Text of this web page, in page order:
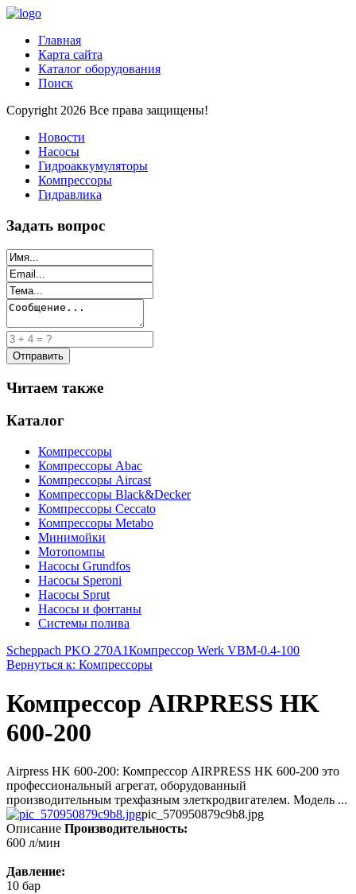
Главная
Карта сайта
Каталог оборудования
Поиск
Copyright 2026 Все права защищены!
Новости
Насосы
Гидроаккумуляторы
Компрессоры
Гидравлика
Задать вопрос
Читаем также
Каталог
Компрессоры
Компрессоры Abac
Компрессоры Aircast
Компрессоры Black&Decker
Компрессоры Ceccato
Компрессоры Metabo
Минимойки
Мотопомпы
Насосы Grundfos
Насосы Speroni
Насосы Sprut
Насосы и фонтаны
Системы полива
Scheppach PKO 270A1Компрессор Werk VBM-0.4-100
Вернуться к: Компрессоры
Компрессор AIRPRESS HK
600-200
Airpress HK 600-200: Компрессор AIRPRESS HK 600-200 это
профессиональный агрегат, оборудованный
производительным трехфазным элеткродвигателем. Модель ...
pic_570950879c9b8.jpg
Описание Производительность:
600 л/мин
Давление:
10 бар